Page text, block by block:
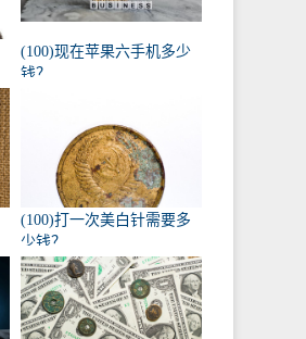
(100)现在苹果六手机多少
钱？
(100)打一次美白针需要多
少钱？